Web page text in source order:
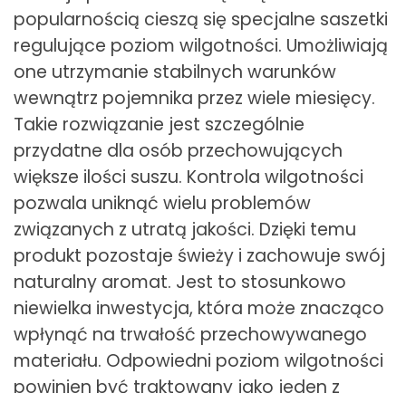
popularnością cieszą się specjalne saszetki
regulujące poziom wilgotności. Umożliwiają
one utrzymanie stabilnych warunków
wewnątrz pojemnika przez wiele miesięcy.
Takie rozwiązanie jest szczególnie
przydatne dla osób przechowujących
większe ilości suszu. Kontrola wilgotności
pozwala uniknąć wielu problemów
związanych z utratą jakości. Dzięki temu
produkt pozostaje świeży i zachowuje swój
naturalny aromat. Jest to stosunkowo
niewielka inwestycja, która może znacząco
wpłynąć na trwałość przechowywanego
materiału. Odpowiedni poziom wilgotności
powinien być traktowany jako jeden z